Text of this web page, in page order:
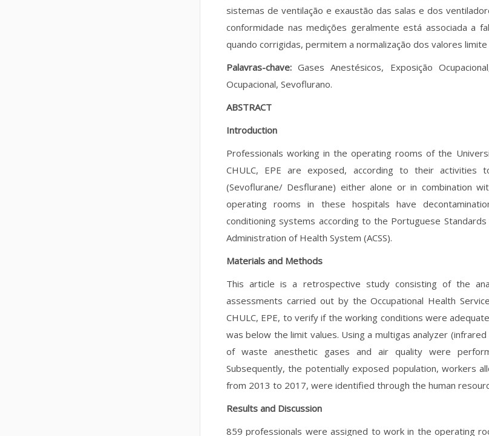
sistemas de ventilação e exaustão das salas e dos
conformidade nas medições geralmente está associada a
quando corrigidas, permitem a normalização dos valores
Palavras-chave:Gases Anestésicos, Exposição
Ocupacional, Sevoflurano.
ABSTRACT
Introduction
Professionals working in the operating rooms of the
CHULC, EPE are exposed, according to their activities
(Sevoflurane/ Desflurane) either alone or in combination
operating rooms in these hospitals have
conditioning systems according to the Portuguese
Administration of Health System (ACSS).
Materials and Methods
This article is a retrospective study consisting of the
assessments carried out by the Occupational Health
CHULC, EPE, to verify if the working conditions were
was below the limit values. Using a multigas analyzer
of waste anesthetic gases and air quality were
Subsequently, the potentially exposed population, workers
from 2013 to 2017, were identified through the human
Results and Discussion
859 professionals were assigned to work in the operating